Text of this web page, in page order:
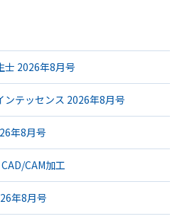
士 2026年8月号
ンテッセンス 2026年8月号
年8月号
CAM加工
年8月号